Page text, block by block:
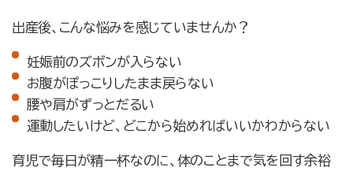
出産後、こんな悩みを感じていませんか？
妊娠前のズボンが入らない
お腹がぽっこりしたまま戻らない
腰や肩がずっとだるい
運動したいけど、どこから始めればいいかわからない
育児で毎日が精一杯なのに、体のことまで気を回す余裕